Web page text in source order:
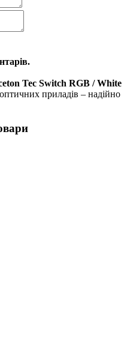
Tec Switch RGB / White
приладів – надійно